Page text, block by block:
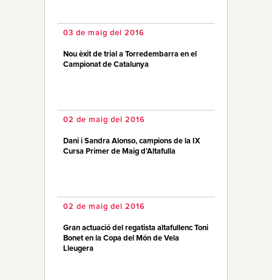
03 de maig del 2016
Nou èxit de trial a Torredembarra en el
Campionat de Catalunya
02 de maig del 2016
Dani i Sandra Alonso, campions de la IX
Cursa Primer de Maig d’Altafulla
02 de maig del 2016
Gran actuació del regatista altafullenc Toni
Bonet en la Copa del Món de Vela
Lleugera